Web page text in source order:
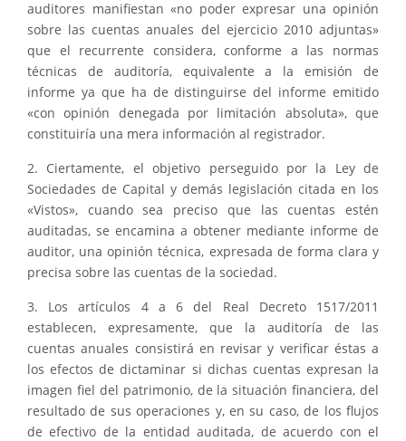
auditores manifiestan «no poder expresar una opinión
sobre las cuentas anuales del ejercicio 2010 adjuntas»
que el recurrente considera, conforme a las normas
técnicas de auditoría, equivalente a la emisión de
informe ya que ha de distinguirse del informe emitido
«con opinión denegada por limitación absoluta», que
constituiría una mera información al registrador.
2. Ciertamente, el objetivo perseguido por la Ley de
Sociedades de Capital y demás legislación citada en los
«Vistos», cuando sea preciso que las cuentas estén
auditadas, se encamina a obtener mediante informe de
auditor, una opinión técnica, expresada de forma clara y
precisa sobre las cuentas de la sociedad.
3. Los artículos 4 a 6 del Real Decreto 1517/2011
establecen, expresamente, que la auditoría de las
cuentas anuales consistirá en revisar y verificar éstas a
los efectos de dictaminar si dichas cuentas expresan la
imagen fiel del patrimonio, de la situación financiera, del
resultado de sus operaciones y, en su caso, de los flujos
de efectivo de la entidad auditada, de acuerdo con el